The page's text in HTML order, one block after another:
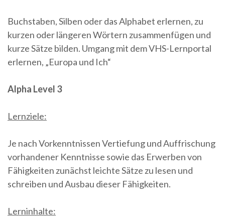
Buchstaben, Silben oder das Alphabet erlernen, zu
kurzen oder längeren Wörtern zusammenfügen und
kurze Sätze bilden. Umgang mit dem VHS-Lernportal
erlernen, „Europa und Ich“
Alpha Level 3
Lernziele:
Je nach Vorkenntnissen Vertiefung und Auffrischung
vorhandener Kenntnisse sowie das Erwerben von
Fähigkeiten zunächst leichte Sätze zu lesen und
schreiben und Ausbau dieser Fähigkeiten.
Lerninhalte: